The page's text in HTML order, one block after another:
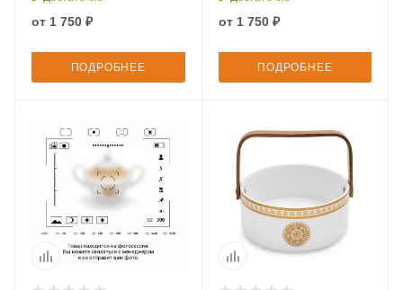
от 1 750 ₽
ПОДРОБНЕЕ
от 1 750 ₽
ПОДРОБНЕЕ